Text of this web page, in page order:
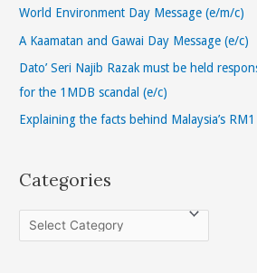
f
o
World Environment Day Message (e/m/c)
A Kaamatan and Gawai Day Message (e/c)
Dato’ Seri Najib Razak must be held
for the 1MDB scandal (e/c)
Explaining the facts behind Malaysia’s
Categories
a